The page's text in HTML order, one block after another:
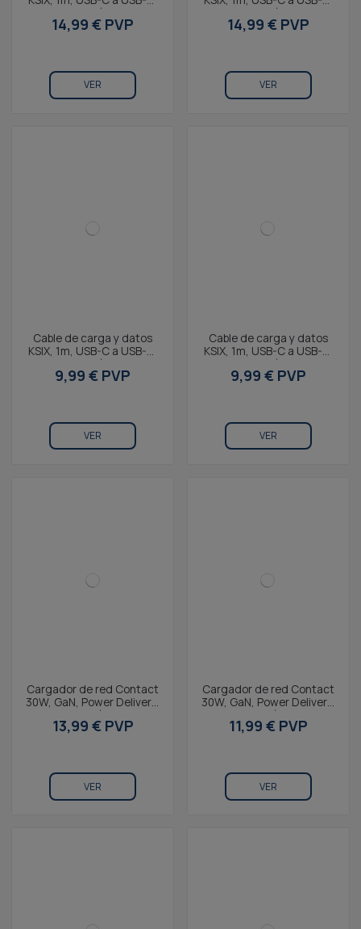
Carga ultrarrápida 60W,
sistema...
14,99 € PVP
VER
Carga ultrarrápida 60W,
sistema...
14,99 € PVP
VER
Cable de carga y datos
KSIX, 1m, USB-C a USB-C,
Carga ultrarrápida 60W,
Silicona,...
9,99 € PVP
VER
Cable de carga y datos
KSIX, 1m, USB-C a USB-C,
Carga ultrarrápida 60W,
Silicona,...
9,99 € PVP
VER
Cargador de red Contact
30W, GaN, Power Delivery,
Carga ultrarrápida, USB-
C + Cable...
13,99 € PVP
VER
Cargador de red Contact
30W, GaN, Power Delivery,
Carga ultrarrápida, USB-
C + Cable...
11,99 € PVP
VER